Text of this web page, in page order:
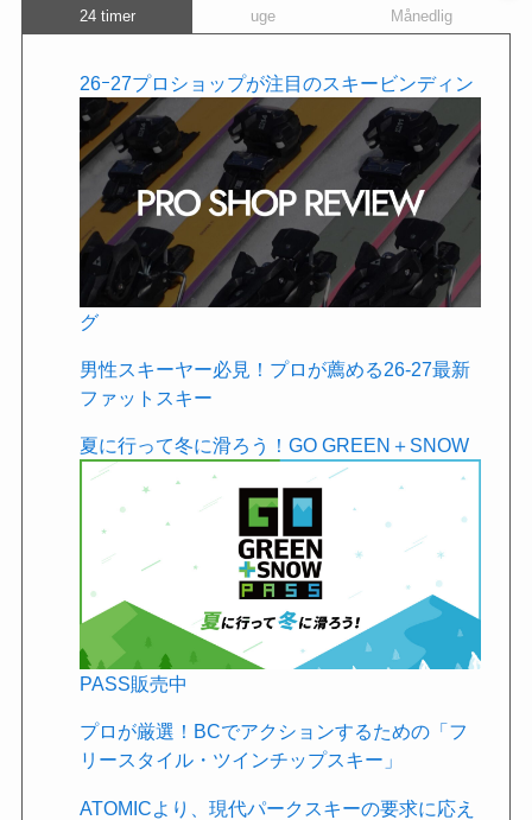
24 timer uge Månedlig
26ｰ27プロショップが注目のスキービンディン
グ
男性スキーヤー必見！プロが薦める26-27最新
ファットスキー
夏に行って冬に滑ろう！GO GREEN＋SNOW
PASS販売中
プロが厳選！BCでアクションするための「フ
リースタイル・ツインチップスキー」
ATOMICより、現代パークスキーの要求に応え